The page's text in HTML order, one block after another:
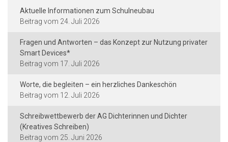
Aktuelle Informationen zum Schulneubau
24. Juli 2026
Fragen und Antworten – das Konzept zur Nutzung privater
Smart Devices*
17. Juli 2026
Worte, die begleiten – ein herzliches Dankeschön
12. Juli 2026
Schreibwettbewerb der AG Dichterinnen und Dichter
(Kreatives Schreiben)
25. Juni 2026